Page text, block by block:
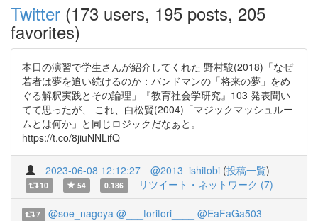
Twitter (173 users, 195 posts, 205
favorites)
本日の演習で学生さんが紹介してくれた 野村駿(2018)「なぜ
若者は夢を追い続けるのか：バンドマンの「将来の夢」をめ
ぐる解釈実践とその論理」『教育社会学研究』103 発表聞い
てて思ったが、 これ、白松賢(2004)「マジックマッシュルー
ムとは何か」と同じロジックだなぁと。
https://t.co/8jiuNNLifQ
2023-06-08 12:12:27 @2013_ishitobi (投稿一覧)
10 54 0.186 リツイート・ネットワーク (7)
7 @soe_nagoya @___toritori____
@EaFaGa503